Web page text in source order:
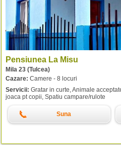
Pensiunea La Misu
Mila 23 (Tulcea)
Cazare: Camere - 8 locuri
Servicii: Gratar in curte, Animale
joaca pt copii, Spatiu campare/rulote
Suna